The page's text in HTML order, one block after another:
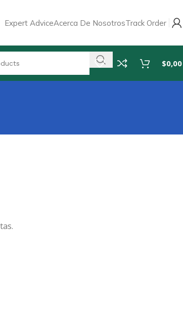
Expert AdviceAcerca De NosotrosTrack Order
$0,00